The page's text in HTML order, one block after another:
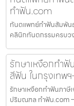
ทำฟัน.com
ทันตแพทย์ทำฟันสัมพัน
คลินิกทันตกรรมครบว
รักษาเหงือกทำ
สีฟัน ในกรุงเท
รักษาเหงือกทำฟันภา
ปริมณฑล ทำฟัน.com